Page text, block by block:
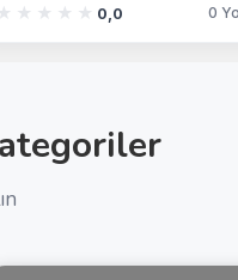
★★★★★
★★★★★ 0,0 0